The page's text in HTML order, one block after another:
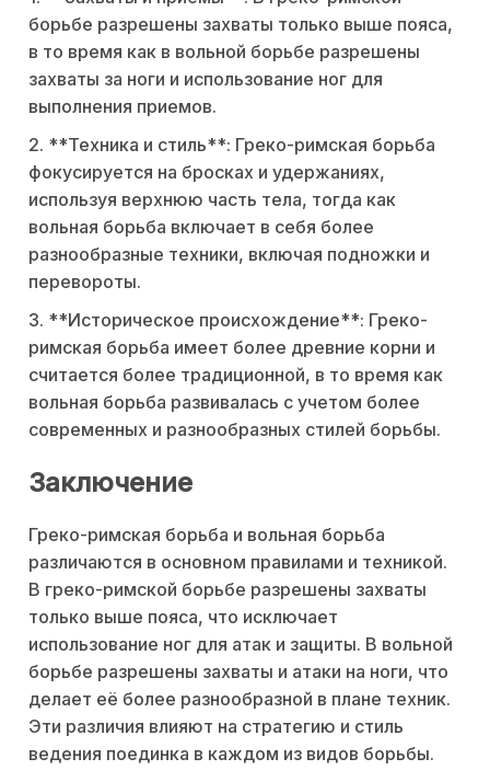
борьбе разрешены захваты только выше пояса,
в то время как в вольной борьбе разрешены
захваты за ноги и использование ног для
выполнения приемов.
2. **Техника и стиль**: Греко-римская борьба
фокусируется на бросках и удержаниях,
используя верхнюю часть тела, тогда как
вольная борьба включает в себя более
разнообразные техники, включая подножки и
перевороты.
3. **Историческое происхождение**: Греко-
римская борьба имеет более древние корни и
считается более традиционной, в то время как
вольная борьба развивалась с учетом более
современных и разнообразных стилей борьбы.
Заключение
Греко-римская борьба и вольная борьба
различаются в основном правилами и техникой.
В греко-римской борьбе разрешены захваты
только выше пояса, что исключает
использование ног для атак и защиты. В вольной
борьбе разрешены захваты и атаки на ноги, что
делает её более разнообразной в плане техник.
Эти различия влияют на стратегию и стиль
ведения поединка в каждом из видов борьбы.